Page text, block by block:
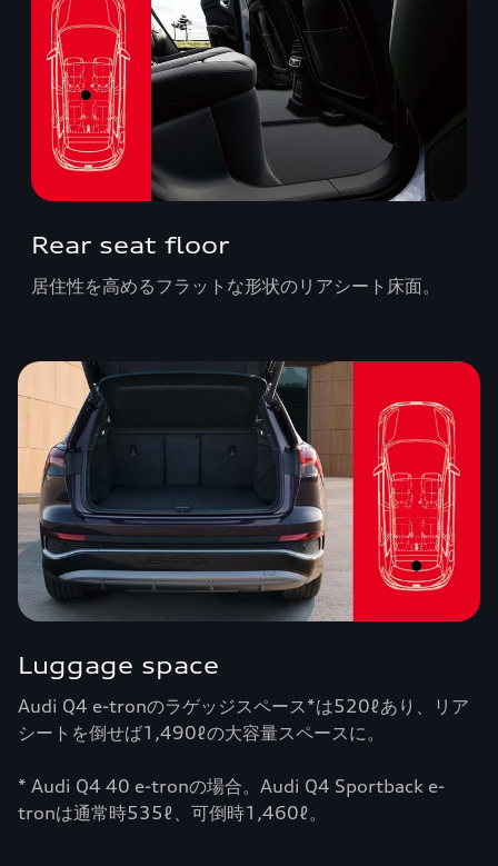
Rear seat floor
居住性を高めるフラットな形状のリアシート床面。
Luggage space
Audi Q4 e-tronのラゲッジスペース*は520ℓあり、リア
シートを倒せば1,490ℓの大容量スペースに。
* Audi Q4 40 e-tronの場合。Audi Q4 Sportback e-
tronは通常時535ℓ、可倒時1,460ℓ。